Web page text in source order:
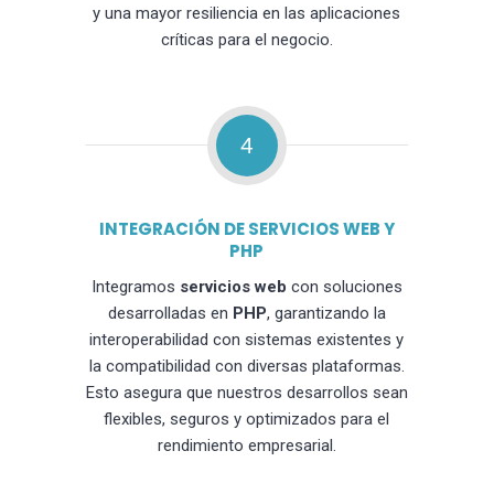
y una mayor resiliencia en las aplicaciones
críticas para el negocio.
4
INTEGRACIÓN DE SERVICIOS WEB Y
PHP
Integramos servicios web con soluciones
desarrolladas en PHP, garantizando la
interoperabilidad con sistemas existentes y
la compatibilidad con diversas plataformas.
Esto asegura que nuestros desarrollos sean
flexibles, seguros y optimizados para el
rendimiento empresarial.